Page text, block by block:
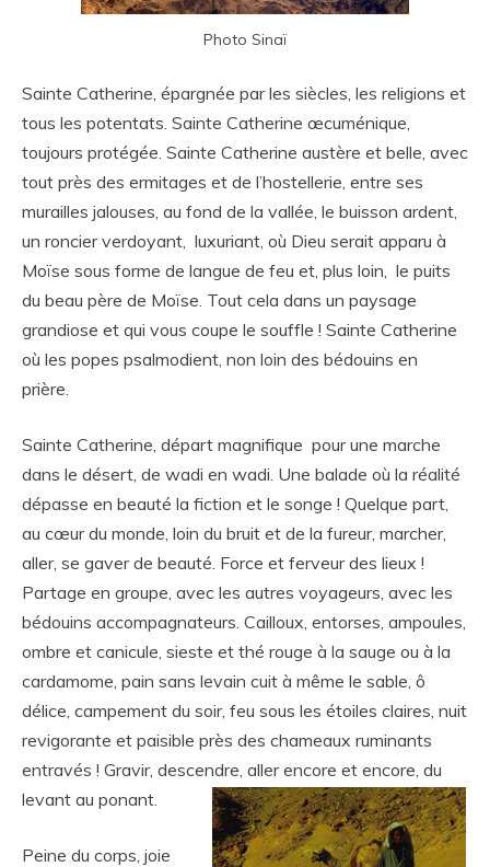
Photo Sinaï
Sainte Catherine, épargnée par les siècles, les religions et
tous les potentats. Sainte Catherine œcuménique,
toujours protégée. Sainte Catherine austère et belle, avec
tout près des ermitages et de l’hostellerie, entre ses
murailles jalouses, au fond de la vallée, le buisson ardent,
un roncier verdoyant, luxuriant, où Dieu serait apparu à
Moïse sous forme de langue de feu et, plus loin, le puits
du beau père de Moïse. Tout cela dans un paysage
grandiose et qui vous coupe le souffle ! Sainte Catherine
où les popes psalmodient, non loin des bédouins en
prière.
Sainte Catherine, départ magnifique pour une marche
dans le désert, de wadi en wadi. Une balade où la réalité
dépasse en beauté la fiction et le songe ! Quelque part,
au cœur du monde, loin du bruit et de la fureur, marcher,
aller, se gaver de beauté. Force et ferveur des lieux !
Partage en groupe, avec les autres voyageurs, avec les
bédouins accompagnateurs. Cailloux, entorses, ampoules,
ombre et canicule, sieste et thé rouge à la sauge ou à la
cardamome, pain sans levain cuit à même le sable, ô
délice, campement du soir, feu sous les étoiles claires, nuit
revigorante et paisible près des chameaux ruminants
entravés ! Gravir, descendre, aller encore et encore, du
levant au ponant.
Peine du corps, joie